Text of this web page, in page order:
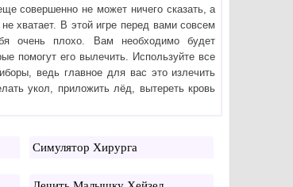
совершенно не может ничего сказать, а
хватает. В этой игре перед вами совсем
очень плохо. Вам необходимо будет
помогут его вылечить. Используйте все
ведь главное для вас это излечить
укол, приложить лёд, вытереть кровь
Симулятор Хирурга